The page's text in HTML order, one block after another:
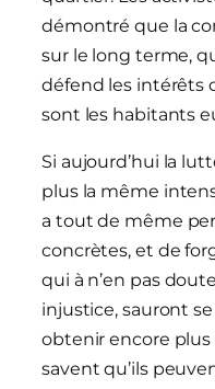
démontré que la
sur le long terme,
défend les intérêts
sont les habitants
Si aujourd’hui la
plus la même
a tout de même
concrètes, et de
qui à n’en pas
injustice, sauront se
obtenir encore plus
savent qu’ils